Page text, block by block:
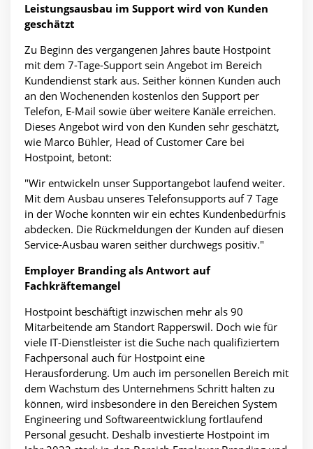
Leistungsausbau im Support wird von Kunden
geschätzt
Zu Beginn des vergangenen Jahres baute Hostpoint
mit dem 7-Tage-Support sein Angebot im Bereich
Kundendienst stark aus. Seither können Kunden auch
an den Wochenenden kostenlos den Support per
Telefon, E-Mail sowie über weitere Kanäle erreichen.
Dieses Angebot wird von den Kunden sehr geschätzt,
wie Marco Bühler, Head of Customer Care bei
Hostpoint, betont:
"Wir entwickeln unser Supportangebot laufend weiter.
Mit dem Ausbau unseres Telefonsupports auf 7 Tage
in der Woche konnten wir ein echtes Kundenbedürfnis
abdecken. Die Rückmeldungen der Kunden auf diesen
Service-Ausbau waren seither durchwegs positiv."
Employer Branding als Antwort auf
Fachkräftemangel
Hostpoint beschäftigt inzwischen mehr als 90
Mitarbeitende am Standort Rapperswil. Doch wie für
viele IT-Dienstleister ist die Suche nach qualifiziertem
Fachpersonal auch für Hostpoint eine
Herausforderung. Um auch im personellen Bereich mit
dem Wachstum des Unternehmens Schritt halten zu
können, wird insbesondere in den Bereichen System
Engineering und Softwareentwicklung fortlaufend
Personal gesucht. Deshalb investierte Hostpoint im